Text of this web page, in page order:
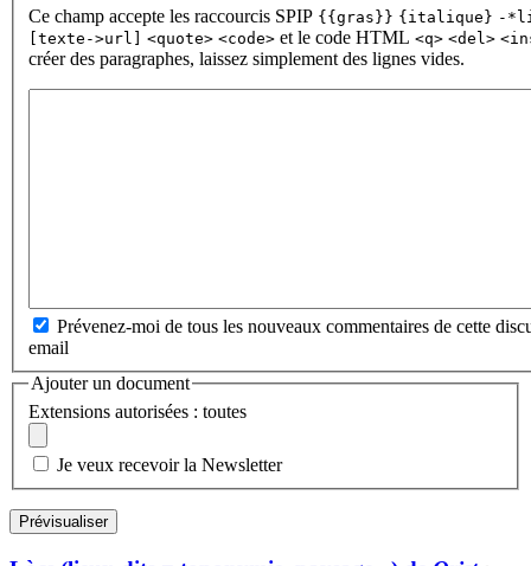
Ce champ accepte les raccourcis SPIP {{gras}} {italique} -
[texte->url]
<quote> <code> et le code HTML <q> <del>
créer des paragraphes, laissez simplement des lignes vides.
Prévenez-moi de tous les nouveaux commentaires de cette
email
Ajouter un document
Extensions autorisées : toutes
Je veux recevoir la Newsletter